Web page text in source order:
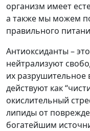
организм имеет
а также мы можем
правильного
Антиоксиданты –
нейтрализуют
их разрушительное
действуют как
окислительный
липиды от
богатейшим